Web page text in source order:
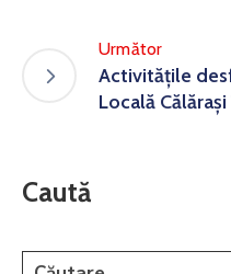
Următor
Activitățile
Locală
Caută